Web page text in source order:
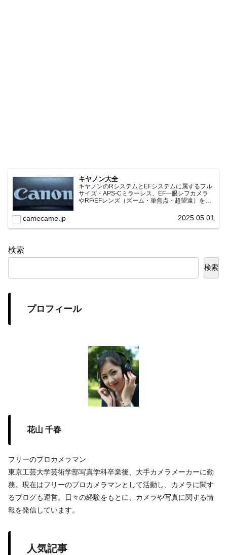
キヤノン大全
キヤノンのRシステムとEFシステムに属するフル
サイズ・APS-Cミラーレス、EF一眼レフカメラ
やRF/EFレンズ（ズーム・単焦点・超望遠）をカ
常に機種の内部リンク設計で回遊性向上と快適表
camecame.jp 2025.05.01
検索
検索
プロフィール
花山 千春
フリーのプロカメラマン
東京工芸大学芸術学部写真学科卒業後、大手カメラメーカーに勤
務。現在はフリーのプロカメラマンとして活動し、カメラに関す
るブログも運営。日々の経験をもとに、カメラや写真に関する情
報を発信しています。
人気記事